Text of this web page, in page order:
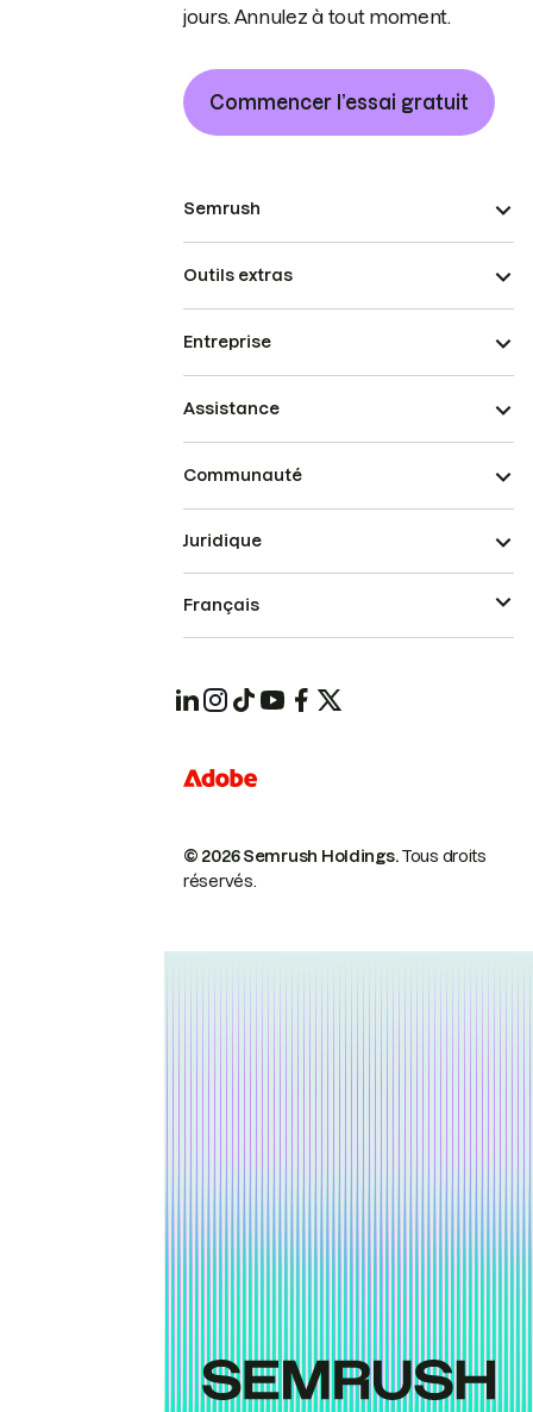
jours. Annulez à tout moment.
Commencer l’essai gratuit
Semrush
Outils extras
Entreprise
Assistance
Communauté
© 2026 Semrush Holdings.Tous droits
réservés.
Juridique
Français